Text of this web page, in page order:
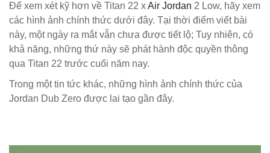
Để xem xét kỹ hơn về Titan 22 xAir Jordan 2 Low, hãy xem
các hình ảnh chính thức dưới đây. Tại thời điểm viết bài
này, một ngày ra mắt vẫn chưa được tiết lộ; Tuy nhiên, có
khả năng, những thứ này sẽ phát hành độc quyền thông
qua Titan 22 trước cuối năm nay.
Trong một tin tức khác, những hình ảnh chính thức của
Jordan Dub Zero được lai tạo gần đây.